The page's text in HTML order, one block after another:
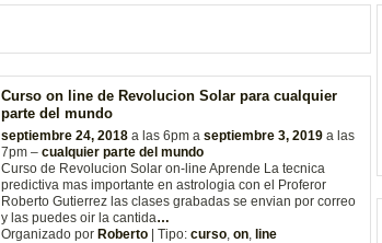
Curso on line de Revolucion Solar para cualquier
parte del mundo
septiembre 24, 2018 a las 6pm a septiembre 3, 2019 a las
7pm – cualquier parte del mundo
Curso de Revolucion Solar on-line Aprende La tecnica
predictiva mas importante en astrologia con el Proferor
Roberto Gutierrez las clases grabadas se envian por correo
y las puedes oir la cantida…
Organizado por Roberto | Tipo: curso, on, line